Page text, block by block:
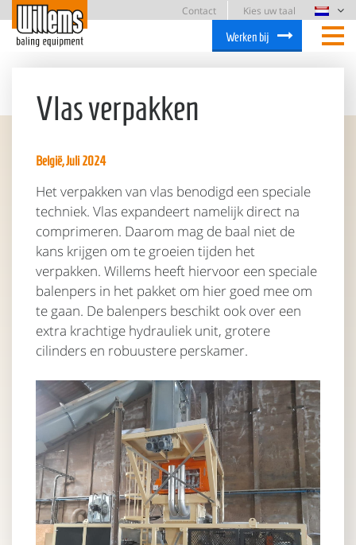
Contact
Kies uw taal
Werken bij
Vlas verpakken
België, Juli 2024
Het verpakken van vlas benodigd een speciale
techniek. Vlas expandeert namelijk direct na
comprimeren. Daarom mag de baal niet de
kans krijgen om te groeien tijden het
verpakken. Willems heeft hiervoor een speciale
balenpers in het pakket om hier goed mee om
te gaan. De balenpers beschikt ook over een
extra krachtige hydrauliek unit, grotere
cilinders en robuustere perskamer.